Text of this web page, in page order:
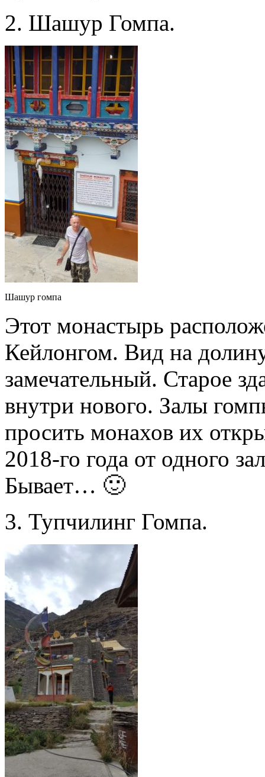
2. Шашур Гомпа.
Шашур гомпа
Этот монастырь
Кейлонгом. Вид на
замечательный. Старое
внутри нового. Залы
просить монахов их
2018-го года от одного
Бывает… 🙂
3. Тупчилинг Гомпа.